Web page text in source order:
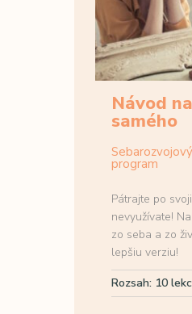
Návod
samého
program
Pátrajte po
nevyužívate!
zo seba a zo
lepšiu verziu!
Rozsah: 10